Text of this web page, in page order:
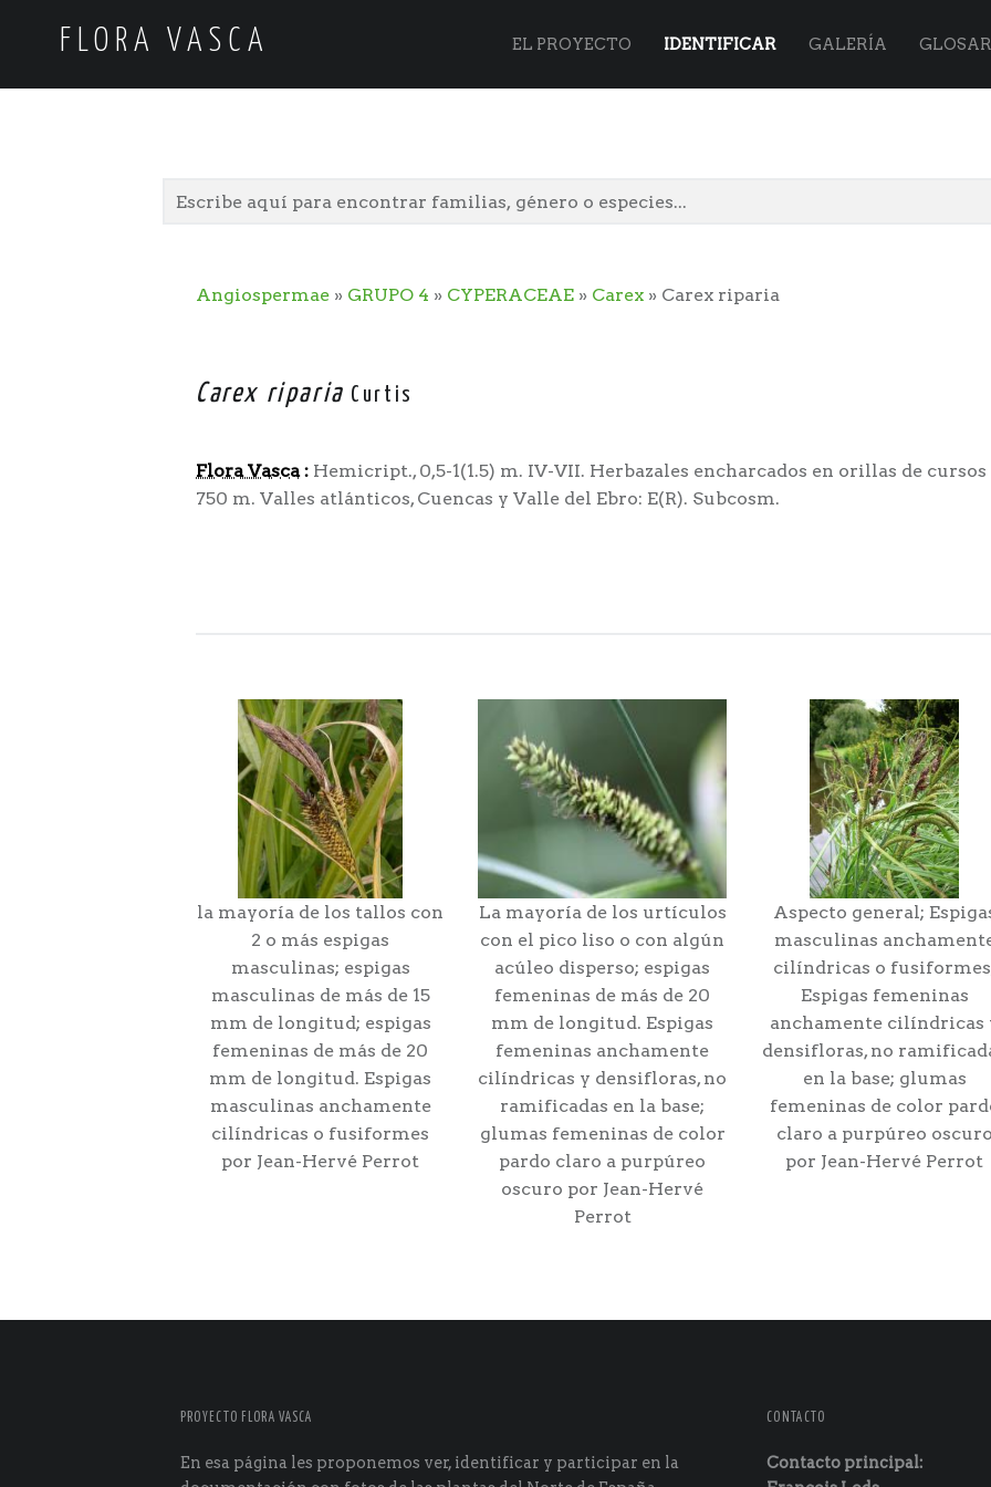
FLORA VASCA Flora
navigation
Skip
EL PROYECTO IDENTIFICAR GALERÍA
Angiospermae » GRUPO 4 » CYPERACEAE » Carex » Carex riparia
Carex riparia Curtis
Flora Vasca: Hemicript., 0,5-1(1.5) m. IV-VII. Herbazales encharcados en orillas de
750 m. Valles atlánticos, Cuencas y Valle del Ebro: E(R). Subcosm.
la mayoría de los tallos con
2 o más espigas
masculinas; espigas
masculinas de más de 15
mm de longitud; espigas
femeninas de más de 20
mm de longitud. Espigas
masculinas anchamente
cilíndricas o fusiformes
por Jean-Hervé Perrot
La mayoría de los urtículos
con el pico liso o con algún
acúleo disperso; espigas
femeninas de más de 20
mm de longitud. Espigas
femeninas anchamente
cilíndricas y densifloras, no
ramificadas en la base;
glumas femeninas de color
pardo claro a purpúreo
oscuro por Jean-Hervé
Perrot
Aspecto general;
masculinas
cilíndricas o
Espigas femeninas
anchamente cilíndricas
densifloras, no
en la base; glumas
femeninas de color
claro a purpúreo oscuro
por Jean-Hervé Perrot
PROYECTO FLORA VASCA
En esa página les proponemos ver, identificar y participar en la
CONTACTO
Contacto principal: